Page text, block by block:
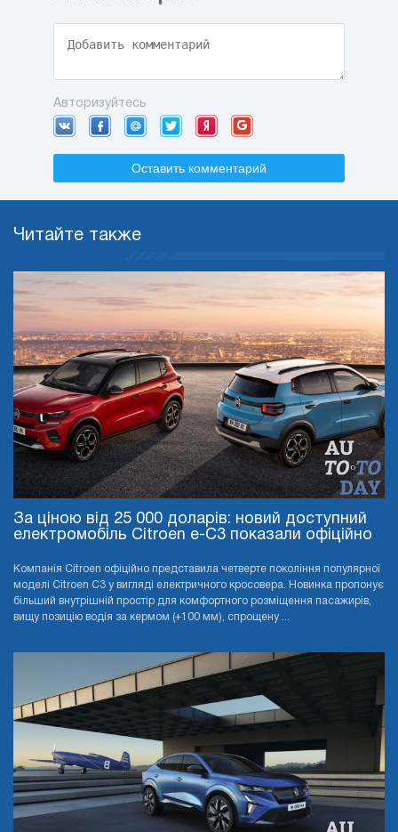
Авторизуйтесь
Оставить комментарий
Читайте также
За ціною від 25 000 доларів: новий доступний
електромобіль Citroen e-C3 показали офіційно
Компанія Citroen офіційно представила четверте покоління популярної
моделі Citroen C3 у вигляді електричного кросовера. Новинка пропонує
більший внутрішній простір для комфортного розміщення пасажирів,
вищу позицію водія за кермом (+100 мм), спрощену ...